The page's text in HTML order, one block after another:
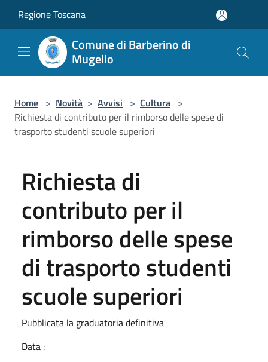
Regione Toscana
Comune di Barberino di
Mugello
Home > Novità > Avvisi > Cultura >
Richiesta di contributo per il rimborso delle spese di
trasporto studenti scuole superiori
Richiesta di
contributo per il
rimborso delle spese
di trasporto studenti
scuole superiori
Pubblicata la graduatoria definitiva
Data :